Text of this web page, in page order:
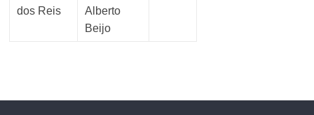
dos Reis
Alberto
Beijo